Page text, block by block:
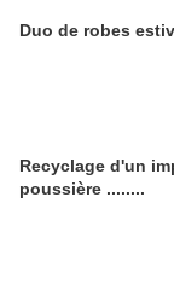
Duo de robes
Recyclage d'un
poussière ........